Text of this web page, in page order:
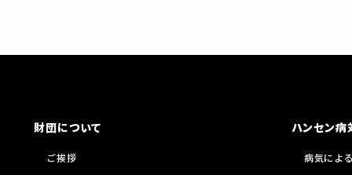
財団について
ご挨拶
ハンセン病
病気によ